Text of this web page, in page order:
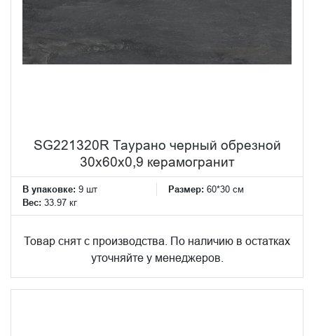
SG221320R Таурано черный обрезной
30x60x0,9 керамогранит
В упаковке: 9 шт Размер: 60*30 см
Вес: 33.97 кг
Товар снят с производства. По наличию в остатках
уточняйте у менеджеров.